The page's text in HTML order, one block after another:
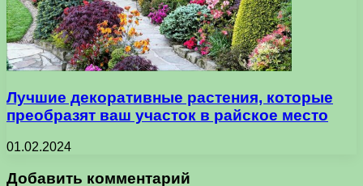
Лучшие декоративные растения, которые
преобразят ваш участок в райское место
01.02.2024
Добавить комментарий